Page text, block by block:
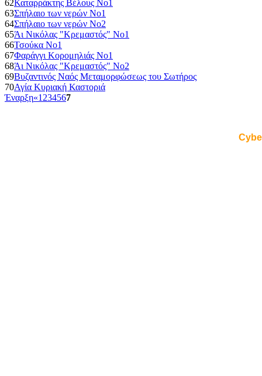
62Καταρράκτης Βέλους No1
63Σπήλαιο των νερών No1
64Σπήλαιο των νερών No2
65Άι Νικόλας "Κρεμαστός" No1
66Τσούκα Νο1
67Φαράγγι Κορομηλιάς No1
68Άι Νικόλας "Κρεμαστός" Νο2
69Βυζαντινός Ναός Μεταμορφώσεως του Σωτήρος
70Αγία Κυριακή Καστοριά
Έναρξη«1 234567